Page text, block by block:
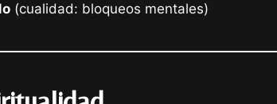
(cualidad: bloqueos mentales)